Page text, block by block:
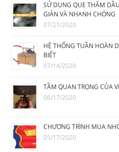
SỬ DỤNG QUE THĂM
GIẢN VÀ NHANH CHÓNG
07/21/2020
HỆ THỐNG TUẦN HOÀN
BIẾT
07/14/2020
TẦM QUAN TRỌNG CỦA
06/17/2020
CHƯƠNG TRÌNH MUA
05/17/2020